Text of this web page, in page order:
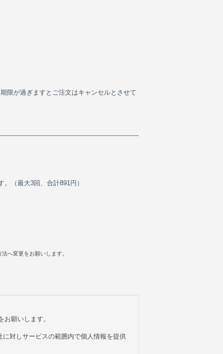
限が過ぎますとご注文はキャンセルとさせて
（最大3回、合計891円）
へ変更をお願いします。
願いします。
対しサービスの範囲内で個人情報を提供